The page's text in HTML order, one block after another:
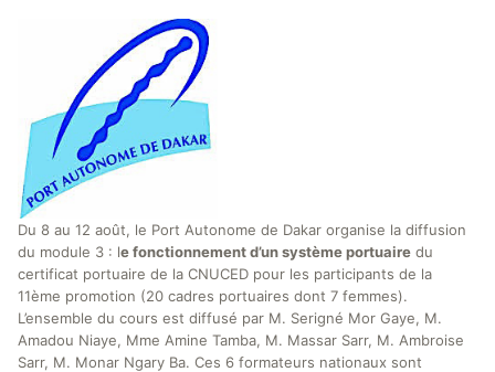
Du 8 au 12 août, le Port Autonome de Dakar organise la diffusion
du module 3 : le fonctionnement d’un système portuaire du
certificat portuaire de la CNUCED pour les participants de la
11ème promotion (20 cadres portuaires dont 7 femmes).
L’ensemble du cours est diffusé par M. Serigné Mor Gaye, M.
Amadou Niaye, Mme Amine Tamba, M. Massar Sarr, M. Ambroise
Sarr, M. Monar Ngary Ba. Ces 6 formateurs nationaux sont